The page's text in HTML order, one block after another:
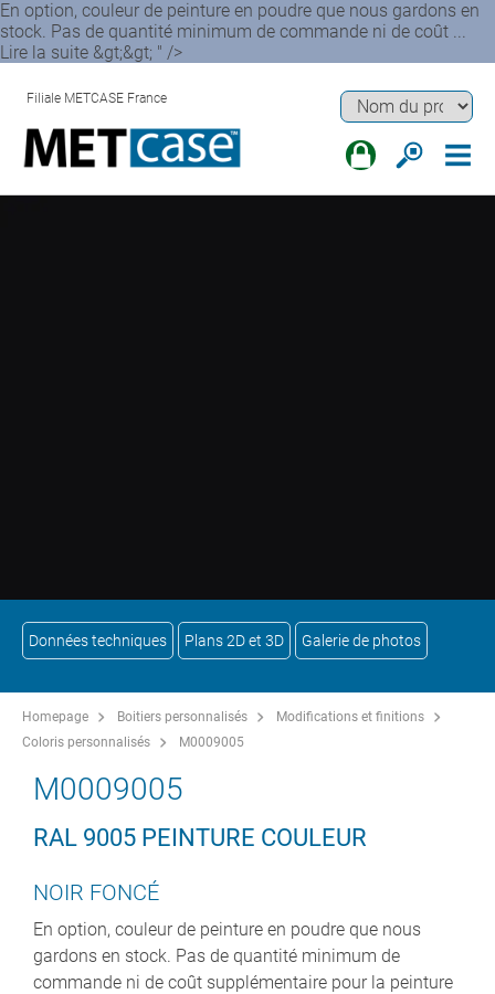
En option, couleur de peinture en poudre que nous gardons en
stock. Pas de quantité minimum de commande ni de coût ...
Lire la suite &gt;&gt; " />
Filiale METCASE France
Données techniques Plans 2D et 3D Galerie de photos
Homepage Boitiers personnalisés
Modifications et finitions
Coloris personnalisés
M0009005
M0009005
RAL 9005 PEINTURE COULEUR
NOIR FONCÉ
En option, couleur de peinture en poudre que nous
gardons en stock. Pas de quantité minimum de
commande ni de coût supplémentaire pour la peinture